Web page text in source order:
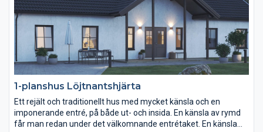
1-planshus Löjtnantshjärta
Ett rejält och traditionellt hus med mycket känsla och en
imponerande entré, på både ut- och insida. En känsla av rymd
får man redan under det välkomnande entrétaket. En känsla